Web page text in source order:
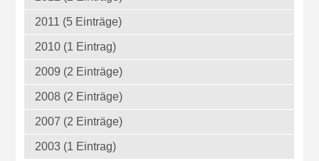
2011 (5 Einträge)
2010 (1 Eintrag)
2009 (2 Einträge)
2008 (2 Einträge)
2007 (2 Einträge)
2003 (1 Eintrag)